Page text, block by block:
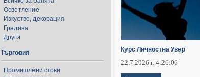
Осветление
Изкуство, декорация
Градина
Други
Търговия
Промишлени стоки
Курс Личностна Увер
22.7.2026 г. 4:26:06